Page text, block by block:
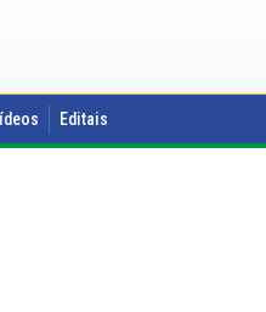
Editais